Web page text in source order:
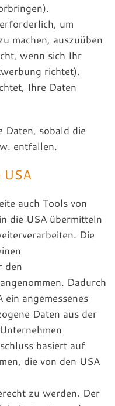
um
machen, auszuüben
wenn sich Ihr
richtet).
Ihre Daten
Daten, sobald die
entfallen.
USA
auch Tools von
die USA übermitteln
Die
den
Dadurch
angemessenes
Daten aus der
basiert auf
die von den USA
zu werden. Der